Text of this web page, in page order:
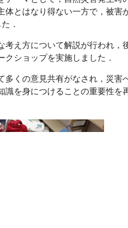
とはなり得ない一方で，被害
．
え方について解説が行われ，
ショップを実施しました．
くの意見共有がなされ，災
を身につけることの重要性を